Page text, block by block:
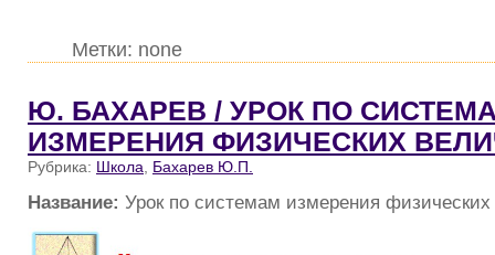
Метки: none
Ю. БАХАРЕВ / УРОК ПО
ИЗМЕРЕНИЯ ФИЗИЧЕСКИХ
Рубрика: Школа Бахарев Ю.П.
Название: Урок по системам измерения